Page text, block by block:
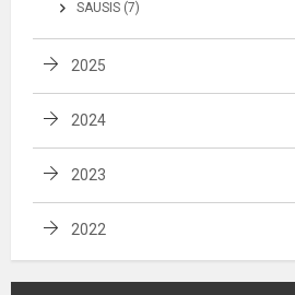
SAUSIS (7)
2025
2024
2023
2022